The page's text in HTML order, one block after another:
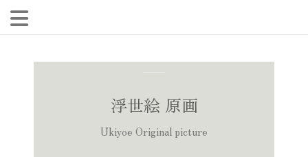
浮世絵 原画
Ukiyoe Original picture